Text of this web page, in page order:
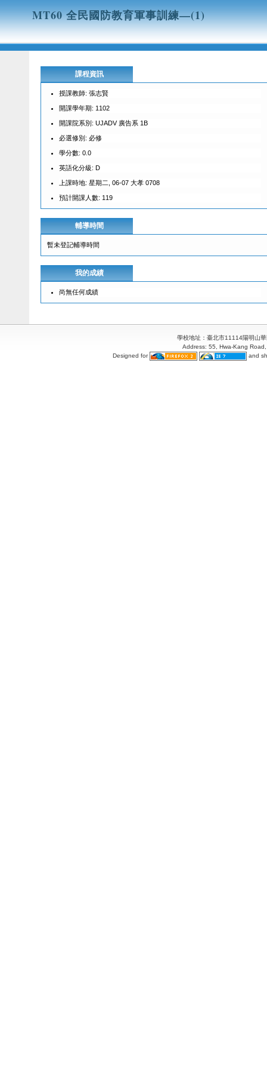
MT60 全民國防教育軍事訓練—(1)
課程資訊
授課教師: 張志賢
開課學年期: 1102
開課院系別: UJADV 廣告系 1B
必選修別: 必修
學分數: 0.0
英語化分級: D
上課時地: 星期二, 06-07 大孝 0708
預計開課人數: 119
輔導時間
暫未登記輔導時間
我的成績
尚無任何成績
學校地址：臺北市11114陽明山
Address: 55, Hwa-Kang
Designed for
and